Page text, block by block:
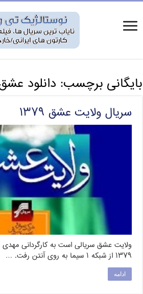
بایگانی برچسب: دانلود
سریال ولایت عشق ۱۳۷۹
ولایت عشق سریالی است به کارگردانی
۱۳۷۹ از شبکه ۱ سیما به روی آنتن رفت. …
ادامه